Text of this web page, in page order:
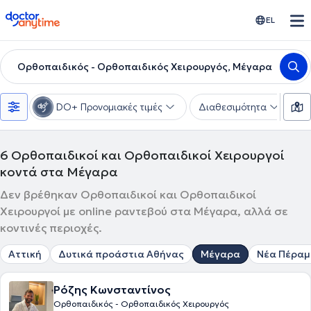
doctoranytime EL
Ορθοπαιδικός - Ορθοπαιδικός Χειρουργός, Μέγαρα
DO+ Προνομιακές τιμές Διαθεσιμότητα
6 Ορθοπαιδικοί και Ορθοπαιδικοί Χειρουργοί
κοντά στα Μέγαρα
Δεν βρέθηκαν Ορθοπαιδικοί και Ορθοπαιδικοί
Χειρουργοί με online ραντεβού στα Μέγαρα, αλλά σε
κοντινές περιοχές.
Αττική Δυτικά προάστια Αθήνας Μέγαρα Νέα
Ρόζης Κωνσταντίνος
Ορθοπαιδικός - Ορθοπαιδικός Χειρουργός